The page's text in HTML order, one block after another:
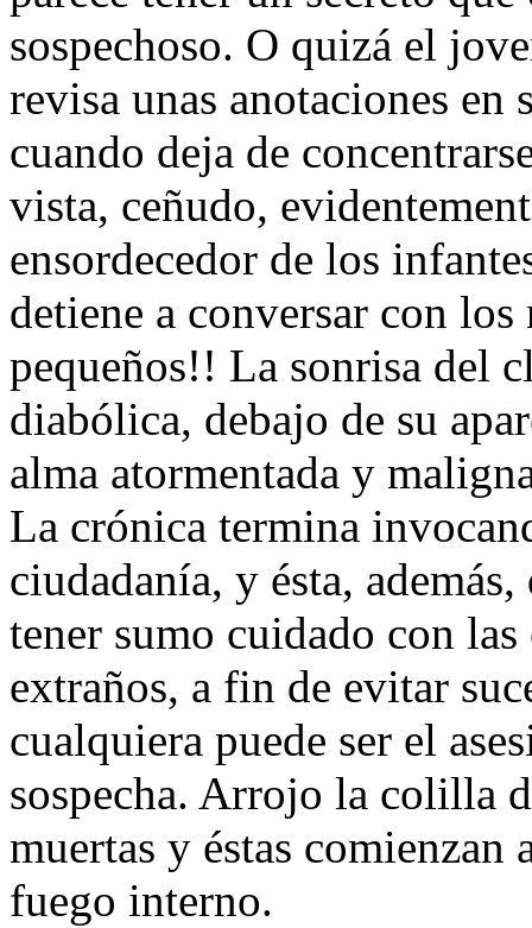
sospechoso. O quizá el
revisa unas anotaciones en
cuando deja de
vista, ceñudo,
ensordecedor de los
detiene a conversar con
pequeños!! La sonrisa del
diabólica, debajo de su
alma atormentada y
La crónica termina
ciudadanía, y ésta,
tener sumo cuidado con las
extraños, a fin de evitar
cualquiera puede ser el
sospecha. Arrojo la colilla
muertas y éstas comienzan
fuego interno.